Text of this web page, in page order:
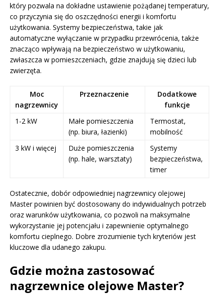
który pozwala na dokładne ustawienie pożądanej temperatury,
co przyczynia się do oszczędności energii i komfortu
użytkowania. Systemy bezpieczeństwa, takie jak
automatyczne wyłączanie w przypadku przewrócenia, także
znacząco wpływają na bezpieczeństwo w użytkowaniu,
zwłaszcza w pomieszczeniach, gdzie znajdują się dzieci lub
zwierzęta.
Moc
nagrzewnicy
Przeznaczenie
Dodatkowe
funkcje
1-2 kW
Małe pomieszczenia
(np. biura, łazienki)
Termostat,
mobilność
3 kW i więcej
Duże pomieszczenia
(np. hale, warsztaty)
Systemy
bezpieczeństwa,
timer
Ostatecznie, dobór odpowiedniej nagrzewnicy olejowej
Master powinien być dostosowany do indywidualnych potrzeb
oraz warunków użytkowania, co pozwoli na maksymalne
wykorzystanie jej potencjału i zapewnienie optymalnego
komfortu cieplnego. Dobre zrozumienie tych kryteriów jest
kluczowe dla udanego zakupu.
Gdzie można zastosować
nagrzewnice olejowe Master?